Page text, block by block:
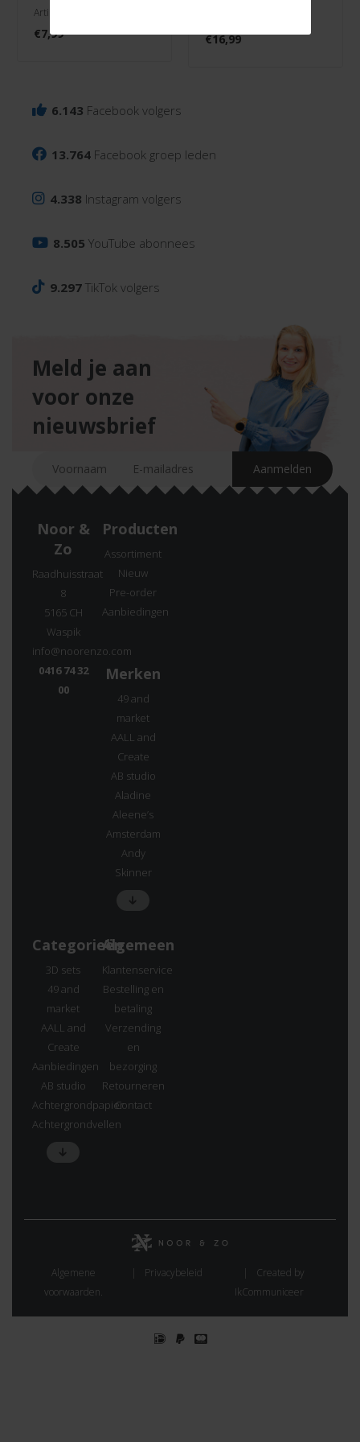
Artikelnr. 2137-037
€7,99 €16,99
6.143 Facebook volgers
13.764 Facebook groep leden
4.338 Instagram volgers
8.505 YouTube abonnees
9.297 TikTok volgers
Meld je aan
voor onze
nieuwsbrief
Noor &
Zo
Raadhuisstraat
8
5165 CH
Waspik
info@noorenzo.com
0416 74 32
00
Producten
Assortiment
Nieuw
Pre-order
Aanbiedingen
Merken
49 and
market
AALL and
Create
AB studio
Aladine
Aleene’s
Amsterdam
Andy
Skinner
Categorieën
3D sets
49 and
market
AALL and
Create
Aanbiedingen
AB studio
Achtergrondpapier
Achtergrondvellen
Algemeen
Klantenservice
Bestelling en
betaling
Verzending
en
bezorging
Retourneren
Contact
Algemene
voorwaarden.
Privacybeleid
Created by
IkCommuniceer